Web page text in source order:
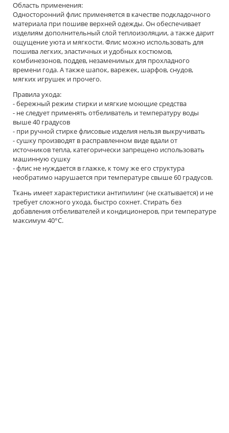
Область применения:
Односторонний флис применяется в качестве подкладочного
материала при пошиве верхней одежды. Он обеспечивает
изделиям дополнительный слой теплоизоляции, а также дарит
ощущение уюта и мягкости. Флис можно использовать для
пошива легких, эластичных и удобных костюмов,
комбинезонов, поддев, незаменимых для прохладного
времени года. А также шапок, варежек, шарфов, снудов,
мягких игрушек и прочего.
Правила ухода:
- бережный режим стирки и мягкие моющие средства
- не следует применять отбеливатель и температуру воды
выше 40 градусов
- при ручной стирке флисовые изделия нельзя выкручивать
- сушку производят в расправленном виде вдали от
источников тепла, категорически запрещено использовать
машинную сушку
- флис не нуждается в глажке, к тому же его структура
необратимо нарушается при температуре свыше 60 градусов.
Ткань имеет характеристики антипилинг (не скатывается) и не
требует сложного ухода, быстро сохнет. Стирать без
добавления отбеливателей и кондиционеров, при температуре
максимум 40°C.